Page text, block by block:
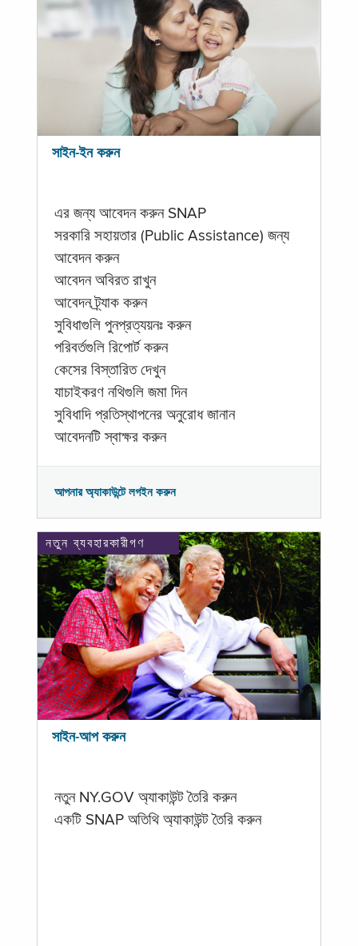
সাইন-ইন করুন
এর জন্য আবেদন করুন SNAP
সরকারি সহায়তার (Public Assistance) জন্য
আবেদন করুন
আবেদন অবিরত রাখুন
আবেদন ট্র্যাক করুন
সুবিধাগুলি পুনপ্রত্যয়নঃ করুন
পরিবর্তগুলি রিপোর্ট করুন
কেসের বিস্তারিত দেখুন
যাচাইকরণ নথিগুলি জমা দিন
সুবিধাদি প্রতিস্থাপনের অনুরোধ জানান
আবেদনটি স্বাক্ষর করুন
আপনার অ্যাকাউন্টে লগইন করুন
নতুন ব্যবহারকারীগণ
সাইন-আপ করুন
নতুন NY.GOV অ্যাকাউন্ট তৈরি করুন
একটি SNAP অতিথি অ্যাকাউন্ট তৈরি করুন